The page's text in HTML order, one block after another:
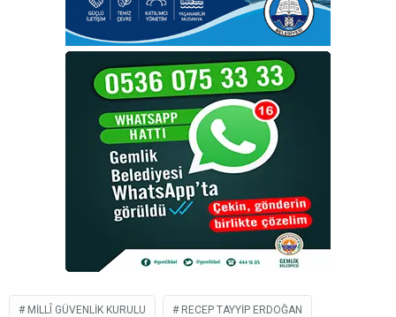
MILLÎ GÜVENLIK KURULU RECEP TAYYIP ERDOĞAN